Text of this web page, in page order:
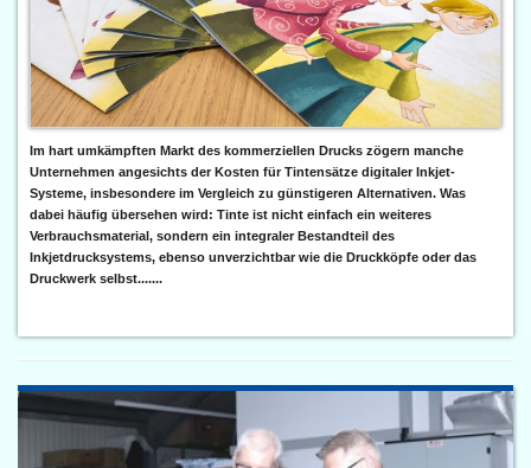
Im hart umkämpften Markt des kommerziellen Drucks zögern manche
Unternehmen angesichts der Kosten für Tintensätze digitaler Inkjet-
Systeme, insbesondere im Vergleich zu günstigeren Alternativen. Was
dabei häufig übersehen wird: Tinte ist nicht einfach ein weiteres
Verbrauchsmaterial, sondern ein integraler Bestandteil des
Inkjetdrucksystems, ebenso unverzichtbar wie die Druckköpfe oder das
Druckwerk selbst.......